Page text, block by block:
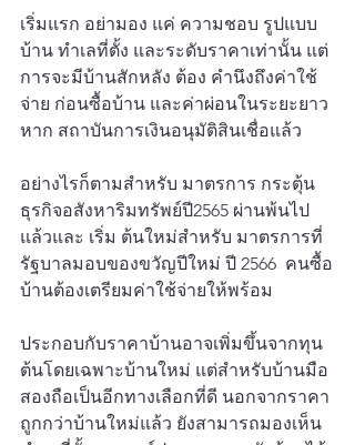
เริ่มแรก อย่ามอง แค่ ความชอบ รูปแบบ
บ้าน ทำเลที่ตั้ง และระดับราคาเท่านั้น แต่
การจะมีบ้านสักหลัง ต้อง คำนึงถึงค่าใช้
จ่าย ก่อนซื้อบ้าน และค่าผ่อนในระยะยาว
หาก สถาบันการเงินอนุมัติสินเชื่อแล้ว
อย่างไรก็ตามสำหรับ มาตรการ กระตุ้น
ธุรกิจอสังหาริมทรัพย์ปี2565 ผ่านพ้นไป
แล้วและ เริ่ม ต้นใหม่สำหรับ มาตรการที่
รัฐบาลมอบของขวัญปีใหม่ ปี 2566  คนซื้อ
บ้านต้องเตรียมค่าใช้จ่ายให้พร้อม
ประกอบกับราคาบ้านอาจเพิ่มขึ้นจากทุน
ต้นโดยเฉพาะบ้านใหม่ แต่สำหรับบ้านมือ
สองถือเป็นอีกทางเลือกที่ดี นอกจากราคา
ถูกกว่าบ้านใหม่แล้ว ยังสามารถมองเห็น